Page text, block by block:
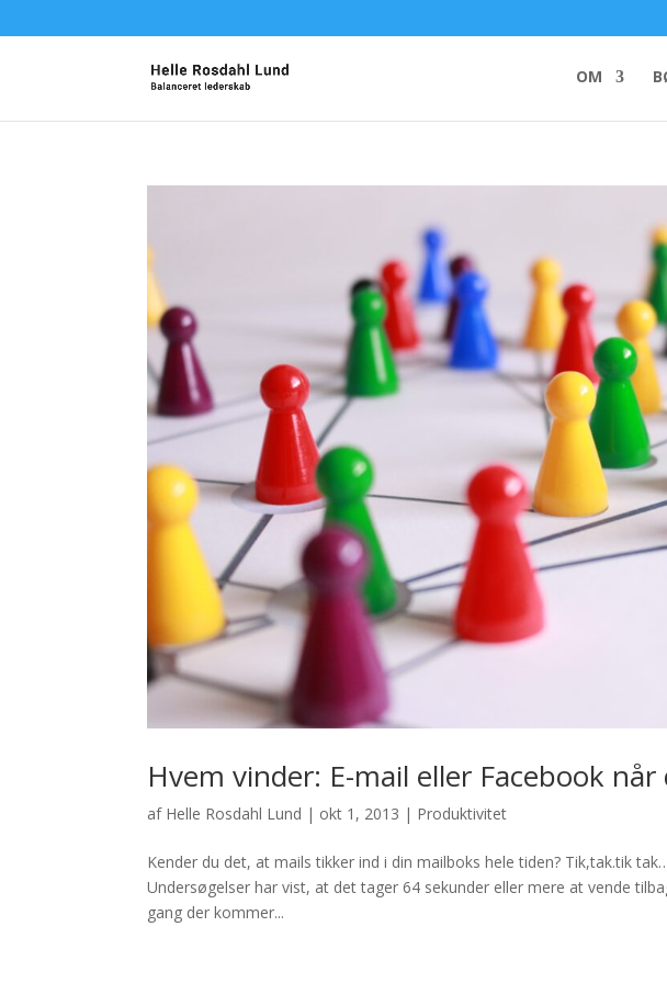
OM
Hvem vinder: E-mail eller Facebook
af Helle Rosdahl Lund | okt 1, 2013 | Produktivitet
Kender du det, at mails tikker ind i din mailboks hele tiden? Tik,tak.tik
Undersøgelser har vist, at det tager 64 sekunder eller mere at vende
gang der kommer...